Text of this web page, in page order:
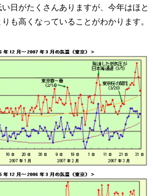
日がたくさんありますが、今年はほと
も高くなっていることがわかります。